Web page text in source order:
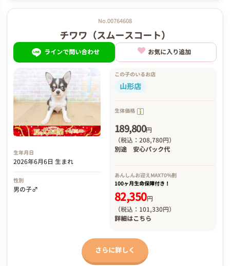
No.00764608
チワワ（スムースコート）
ラインで問い合わせ お気に入り追加
生年月日
2026年6月6日 生まれ
性別
男の子♂
この子のいるお店
山形店
生体価格
189,800円
（税込：208,780円）
別途 安心パック代
あんしんお迎え MAX70%割
100ヶ月生命保障付き！
82,350円
（税込：101,330円）
詳細はこちら
さらに詳しく